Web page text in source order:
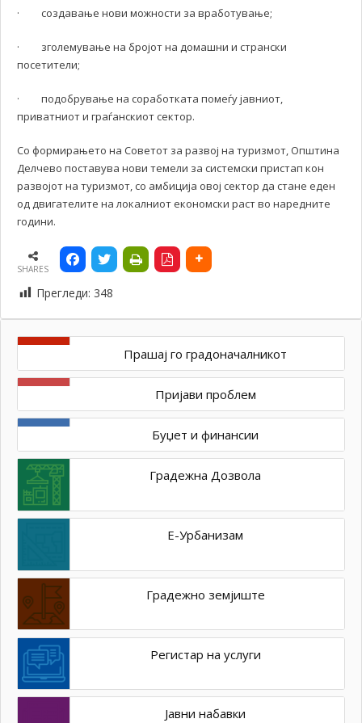
· создавање нови можности за вработување;
· зголемување на бројот на домашни и странски
посетители;
· подобрување на соработката помеѓу јавниот,
приватниот и граѓанскиот сектор.
Со формирањето на Советот за развој на туризмот, Општина
Делчево поставува нови темели за системски пристап кон
развојот на туризмот, со амбиција овој сектор да стане еден
од двигателите на локалниот економски раст во наредните
години.
SHARES
Прегледи: 348
Прашај го градоначалникот
Пријави проблем
Буџет и финансии
Градежна Дозвола
Е-Урбанизам
Градежно земјиште
Регистар на услуги
Јавни набавки